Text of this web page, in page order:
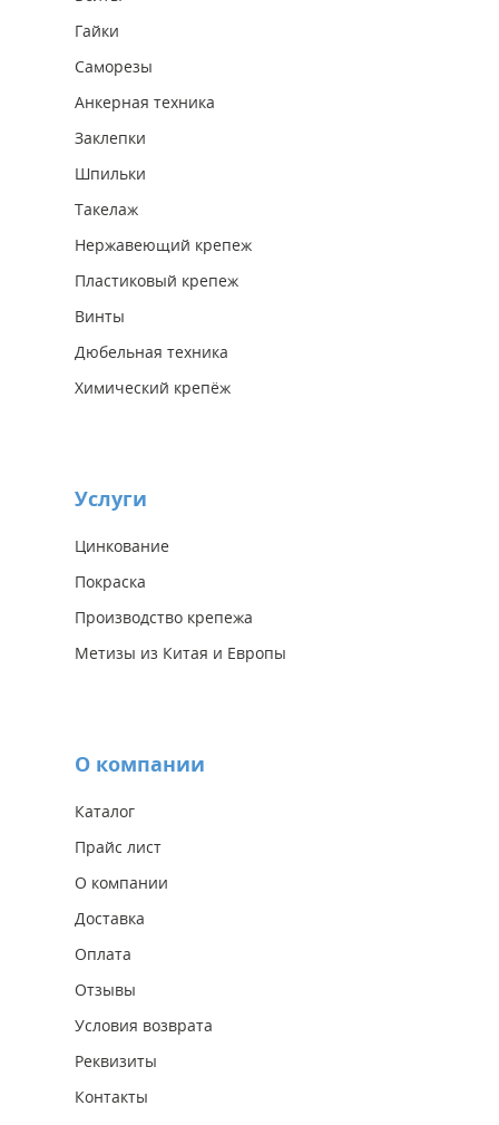
Гайки
Саморезы
Анкерная техника
Заклепки
Шпильки
Такелаж
Нержавеющий крепеж
Пластиковый крепеж
Винты
Дюбельная техника
Химический крепёж
Услуги
Цинкование
Покраска
Производство крепежа
Метизы из Китая и Европы
О компании
Каталог
Прайс лист
О компании
Доставка
Оплата
Отзывы
Условия возврата
Реквизиты
Контакты